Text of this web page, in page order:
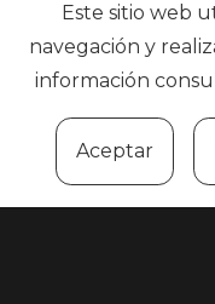
Este sitio web
navegación y
información
Aceptar